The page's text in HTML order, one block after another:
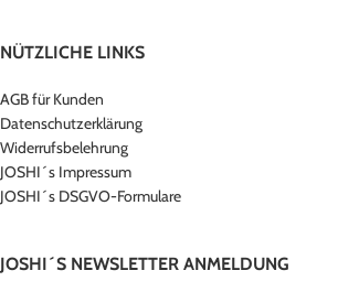
NÜTZLICHE LINKS
AGB für Kunden
Datenschutzerklärung
Widerrufsbelehrung
JOSHI´s Impressum
JOSHI´s DSGVO-Formulare
JOSHI´S NEWSLETTER ANMELDUNG